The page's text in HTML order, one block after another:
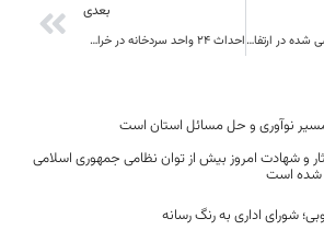
کشف جسد متلاشی شده در ارتفاعات شهر طبس مسینا شهرستان درمیان
بعدی
احداث ۲۴ واحد سردخانه در خراسان جنوبی
نوآوری و حل مسائل استان است
و شهادت امروز بیش از توان نظامی جمهوری اسلامی
شده است
شورای اداری به رنگ رسانه